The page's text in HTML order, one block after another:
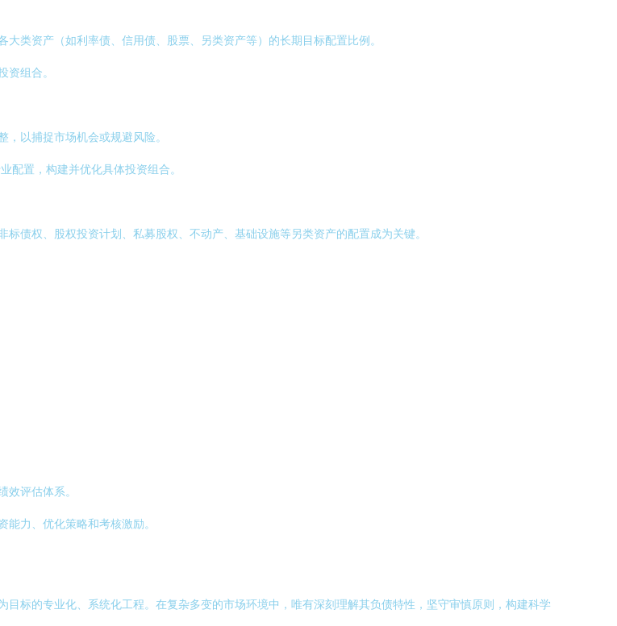
类资产（如利率债、信用债、股票、另类资产等）的长期目标配置比例。
资组合。
，以捕捉市场机会或规避风险。
配置，构建并优化具体投资组合。
债权、股权投资计划、私募股权、不动产、基础设施等另类资产的配置成为关键。
效评估体系。
能力、优化策略和考核激励。
标的专业化、系统化工程。在复杂多变的市场环境中，唯有深刻理解其负债特性，坚守审慎原则，构建科学